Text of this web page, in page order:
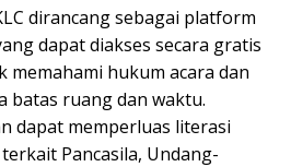
dirancang sebagai platform
dapat diakses secara gratis
memahami hukum acara dan
batas ruang dan waktu.
dapat memperluas literasi
Pancasila, Undang-